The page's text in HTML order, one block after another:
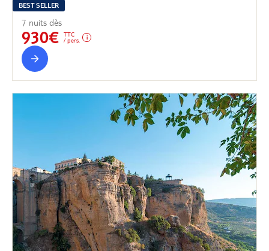
BEST SELLER
7 nuits dès
930€
TTC
/ pers.